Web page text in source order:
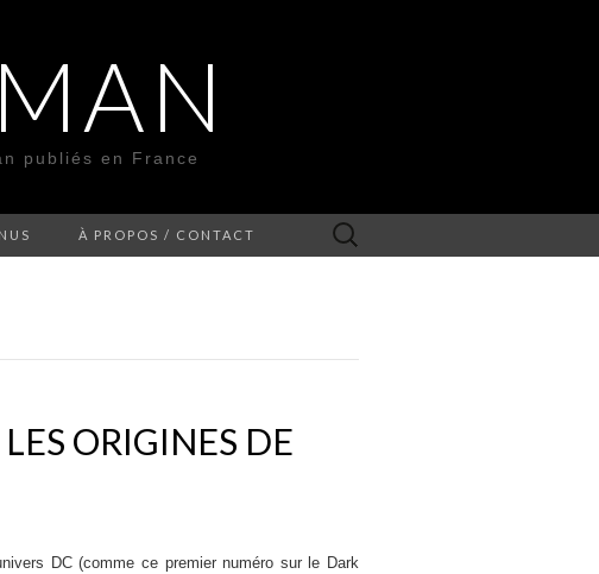
publiés en France
À PROPOS / CONTACT Rechercher :
ORIGINES DE
DC (comme ce premier numéro sur le Dark